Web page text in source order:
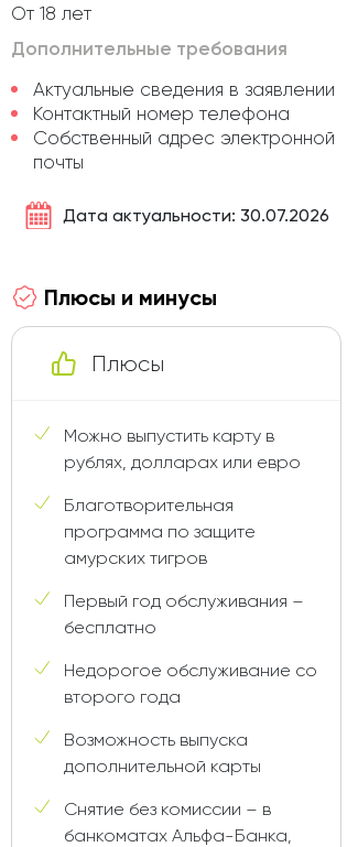
От 18 лет
Дополнительные требования
Актуальные сведения в заявлении
Контактный номер телефона
Собственный адрес электронной
почты
Дата актуальности: 30.07.2026
Плюсы и минусы
Плюсы
Можно выпустить карту в
рублях, долларах или евро
Благотворительная
программа по защите
амурских тигров
Первый год обслуживания –
бесплатно
Недорогое обслуживание со
второго года
Возможность выпуска
дополнительной карты
Снятие без комиссии – в
банкоматах Альфа-Банка,